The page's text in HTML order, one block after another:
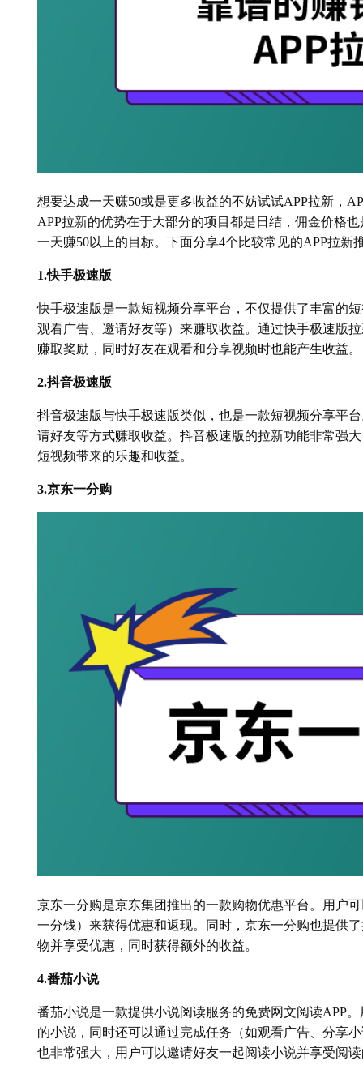
想要达成一天赚50或是更多收益的不妨试试APP拉新，
APP拉新的优势在于大部分的项目都是日结，佣金价格
一天赚50以上的目标。下面分享4个比较常见的APP拉新
1.快手极速版
快手极速版是一款短视频分享平台，不仅提供了丰富的
观看广告、邀请好友等）来赚取收益。通过快手极速版
赚取奖励，同时好友在观看和分享视频时也能产生收益。
2.抖音极速版
抖音极速版与快手极速版类似，也是一款短视频分享平
请好友等方式赚取收益。抖音极速版的拉新功能非常强
短视频带来的乐趣和收益。
3.京东一分购
京东一分购是京东集团推出的一款购物优惠平台。用户
一分钱）来获得优惠和返现。同时，京东一分购也提供
物并享受优惠，同时获得额外的收益。
4.番茄小说
番茄小说是一款提供小说阅读服务的免费网文阅读APP
的小说，同时还可以通过完成任务（如观看广告、分享
也非常强大，用户可以邀请好友一起阅读小说并享受阅